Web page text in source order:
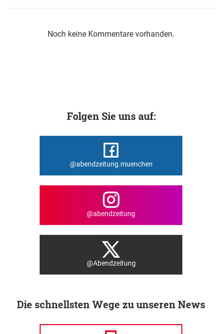
Noch keine Kommentare vorhanden.
Folgen Sie uns auf:
@abendzeitung.muenchen
@abendzeitung
@Abendzeitung
Die schnellsten Wege zu unseren News